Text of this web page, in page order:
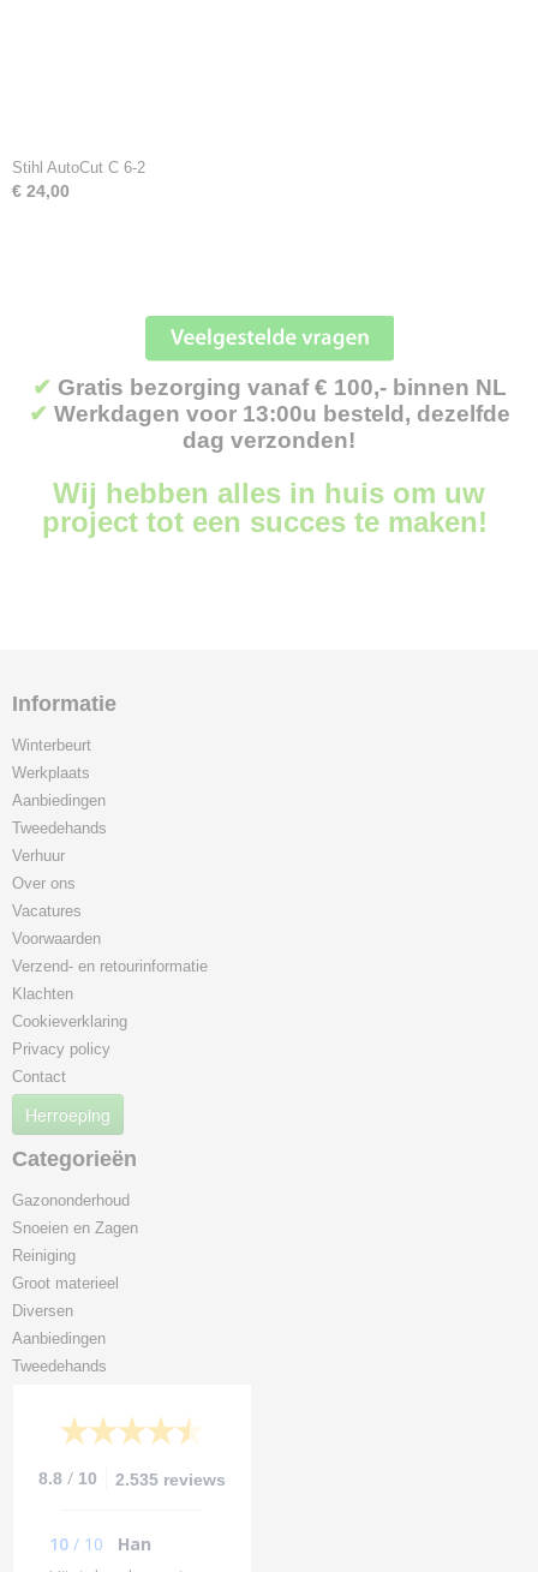
Stihl AutoCut C 6-2
€ 24,00
✔ Gratis bezorging vanaf € 100,- binnen NL
✔ Werkdagen voor 13:00u besteld, dezelfde
dag verzonden!
Wij hebben alles in huis om uw
project tot een succes te maken!
Informatie
Winterbeurt
Werkplaats
Aanbiedingen
Tweedehands
Verhuur
Over ons
Vacatures
Voorwaarden
Verzend- en retourinformatie
Klachten
Cookieverklaring
Privacy policy
Contact
Herroeping
Categorieën
Gazononderhoud
Snoeien en Zagen
Reiniging
Groot materieel
Diversen
Aanbiedingen
Tweedehands
8.8 / 10 2.535 reviews
10 / 10
Han